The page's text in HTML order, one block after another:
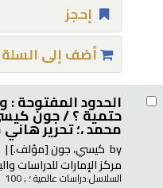
إحجز
أضف إلى السلة
الحدود المفتوحة
حتمية ؟ /جون
محمد ،؛ تحرير
by كيسي، جون[مؤلف.]
مركز الإمارات للدراسات
السلاسل:دراسات عالمية ؛ ; 100